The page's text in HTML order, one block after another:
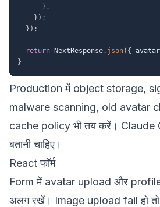
} ,
} ) ;
} ) ;
return NextResponse. json( {
}
Production में object storage,
malware scanning, old avatar
cache policy भी तय करें। Claude
बतानी चाहिए।
React फॉर्म
Form में avatar upload और
अलग रखें। Image upload fail हो